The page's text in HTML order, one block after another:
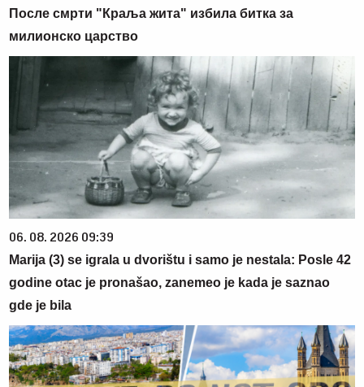
После смрти "Краља жита" избила битка за
милионско царство
06. 08. 2026 09:39
Marija (3) se igrala u dvorištu i samo je nestala: Posle 42
godine otac je pronašao, zanemeo je kada je saznao
gde je bila